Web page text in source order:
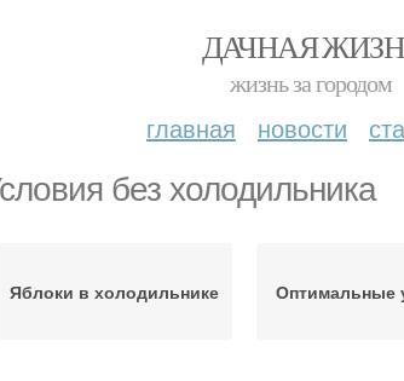
ДАЧНАЯ
жизнь за городом
главная новости
без холодильника
Яблоки в холодильнике Оптимальные